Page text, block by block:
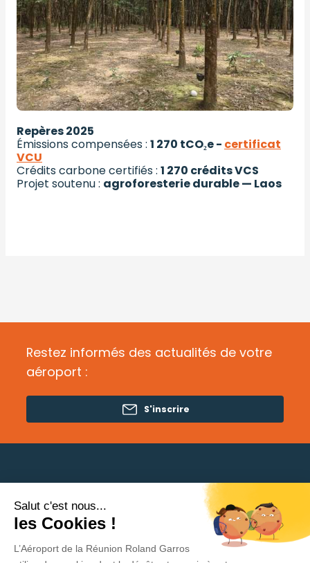
Salut c'est nous...
les Cookies !
L’Aéroport de la Réunion Roland Garros
Repères 2025
Émissions compensées : 1 270 tCO₂e - certificat
VCU
Crédits carbone certifiés : 1 270 crédits VCS
Projet soutenu : agroforesterie durable — Laos
Restez informés des actualités de votre
aéroport :
S'inscrire
Besoin d'aide ?
Politique de protection des données